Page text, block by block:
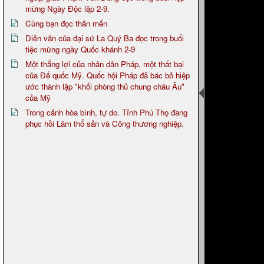
mừng Ngày Độc lập 2-9.
Cùng bạn đọc thân mến
Diễn văn của đại sứ La Quý Ba đọc trong buổi
tiệc mừng ngày Quốc khánh 2-9
Một thắng lợi của nhân dân Pháp, một thất bại
của Đế quốc Mỹ. Quốc hội Pháp đã bác bỏ hiệp
ước thành lập "khối phòng thủ chung châu Âu"
của Mỹ
Trong cảnh hòa bình, tự do. Tỉnh Phú Thọ đang
phục hồi Lâm thổ sản và Công thương nghiệp.